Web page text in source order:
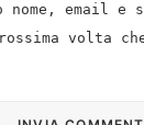
nome, email e
volta che